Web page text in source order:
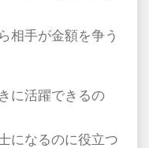
相手が金額を争う
に活躍できるの
になるのに役立つ